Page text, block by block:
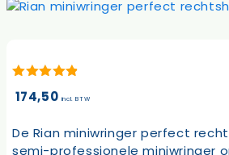
5
174,50 incl. BTW
De Rian miniwringer perfect
semi-professionele miniwringer